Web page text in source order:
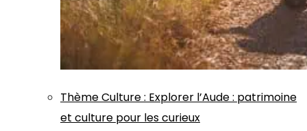
ThèmeCulture: Explorer l’Aude : patrimoine
et culture pour les curieux